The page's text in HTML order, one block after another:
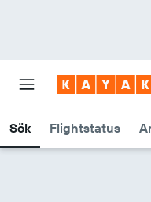
Sök Flightstatus